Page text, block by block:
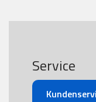
Service